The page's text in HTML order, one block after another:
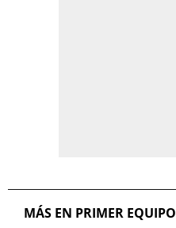
MÁS EN PRIMER EQUIPO